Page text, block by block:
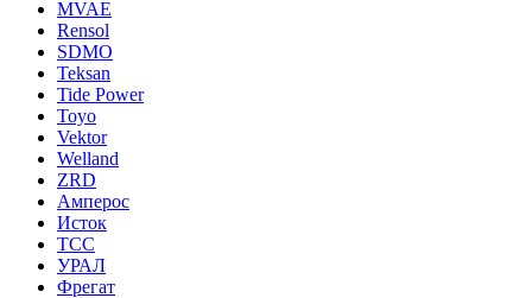
MVAE
Rensol
SDMO
Teksan
Tide Power
Toyo
Vektor
Welland
ZRD
Амперос
Исток
ТСС
УРАЛ
Фрегат